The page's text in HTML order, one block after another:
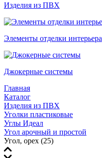
Изделия из ПВХ
Элементы отделки интерьера
Джокерные системы
Главная
Каталог
Изделия из ПВХ
Уголки пластиковые
Углы Идеал
Угол арочный и простой
Угол, орех (25)